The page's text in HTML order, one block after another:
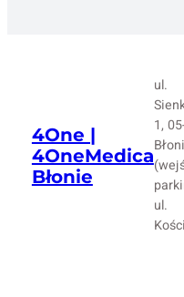
4One |
4OneMedica
Błonie
ul.
1,
ul.